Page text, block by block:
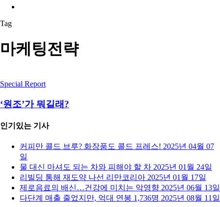
Tag
마케팅전략
Special Report
‘원조’가 뭐길래?
인기있는 기사
커피만 콜드 브루? 화장품도 콜드 프레스! 2025년 04월 07
일
물 대신 마셔도 되는 차와 피해야 할 차 2025년 01월 24일
리빌딩 통해 재도약 나선 리만코리아 2025년 01월 17일
제로음료의 배신…건강에 미치는 악영향 2025년 06월 13일
다단계 매출 줄었지만, 억대 연봉 1,736명 2025년 08월 11일